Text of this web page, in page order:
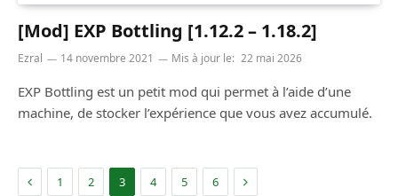
[Mod] EXP Bottling [1.12.2 – 1.18.2]
Ezral 14 novembre 2021 Mis à jour le: 22 mai 2026
EXP Bottling est un petit mod qui permet à l’aide d’une
machine, de stocker l’expérience que vous avez accumulé.
Précédent
1 2 3 4 5 6 Suivant